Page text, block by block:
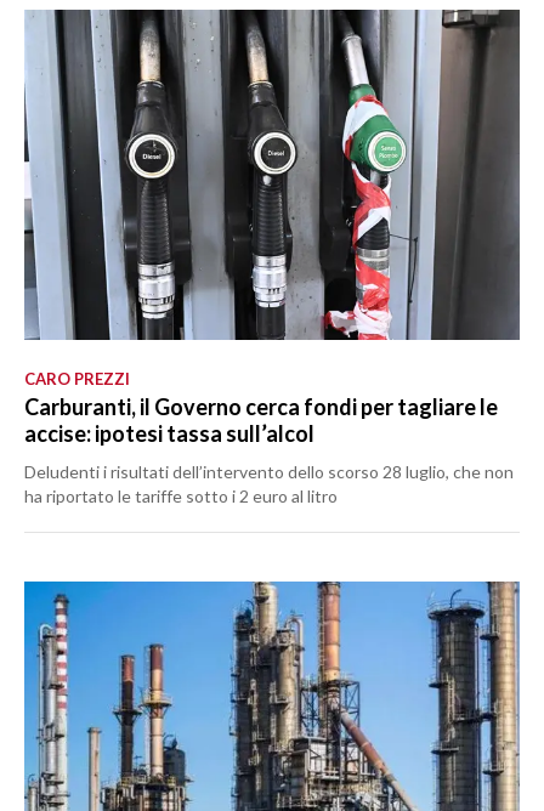
CARO PREZZI
Carburanti, il Governo cerca fondi per tagliare le
accise: ipotesi tassa sull’alcol
Deludenti i risultati dell’intervento dello scorso 28 luglio, che non
ha riportato le tariffe sotto i 2 euro al litro